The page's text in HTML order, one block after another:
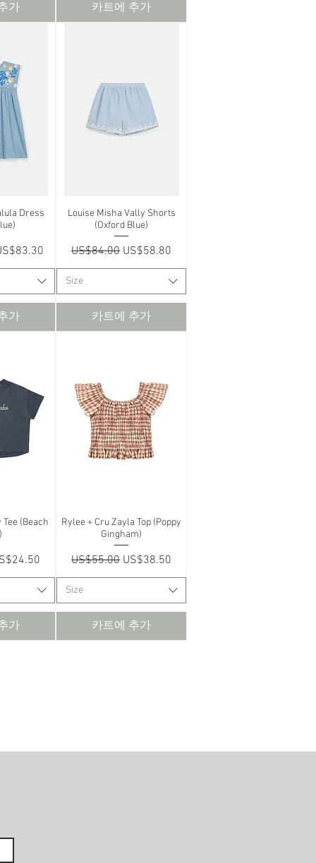
가 카트에 추가
Dress
인가
가
제품보기
Louise Misha Vally Shorts
(Oxford Blue)
일반가
US$84.00 할인가
US$58.80
Size
카트에 추가
(Beach
가
가
제품보기
Rylee + Cru Zayla Top (Poppy
Gingham)
일반가
US$55.00 할인가
US$38.50
Size
카트에 추가